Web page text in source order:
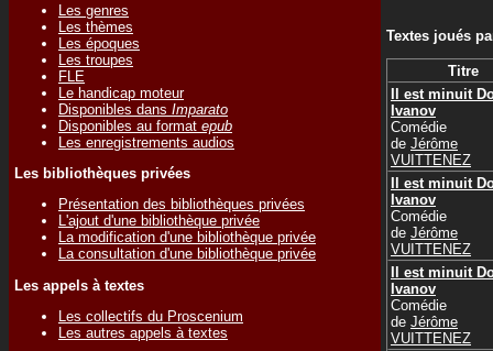
Les genres
Les thèmes
Les époques
Les troupes
FLE
Le handicap moteur
Disponibles dans Imparato
Disponibles au format epub
Les enregistrements audios
Les bibliothèques privées
Présentation des bibliothèques privées
L'ajout d'une bibliothèque privée
La modification d'une bibliothèque privée
La consultation d'une bibliothèque privée
Les appels à textes
Les collectifs du Proscenium
Les autres appels à textes
Textes joués
Titre
Il est minuit
Ivanov
Comédie
de Jérôme
VUITTENEZ
Il est minuit
Ivanov
Comédie
de Jérôme
VUITTENEZ
Il est minuit
Ivanov
Comédie
de Jérôme
VUITTENEZ